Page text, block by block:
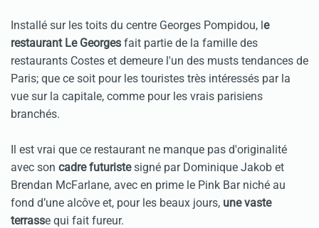
Installé sur les toits du centre Georges Pompidou, le
restaurant Le Georges fait partie de la famille des
restaurants Costes et demeure l'un des musts tendances de
Paris; que ce soit pour les touristes très intéressés par la
vue sur la capitale, comme pour les vrais parisiens
branchés.
Il est vrai que ce restaurant ne manque pas d'originalité
avec son cadre futuristesigné par Dominique Jakob et
Brendan McFarlane, avec en prime le Pink Bar niché au
fond d’une alcôve et, pour les beaux jours, une vaste
terrasse qui fait fureur.